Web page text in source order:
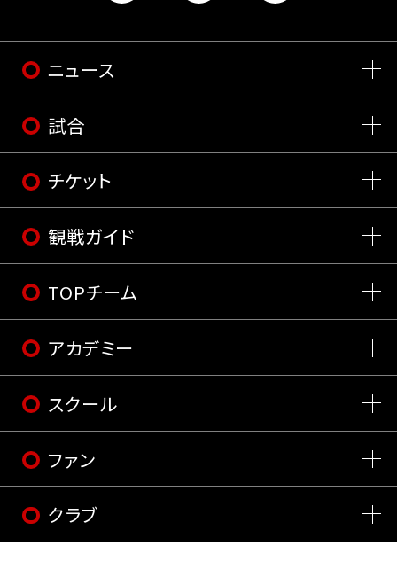
ニュース
試合
チケット
観戦ガイド
TOPチーム
アカデミー
スクール
ファン
クラブ